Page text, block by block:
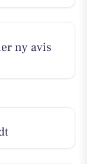
ny avis